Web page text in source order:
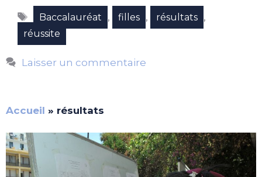
Étiquettes
Baccalauréat , filles , résultats ,
réussite
Laisser un commentaire
Accueil » résultats